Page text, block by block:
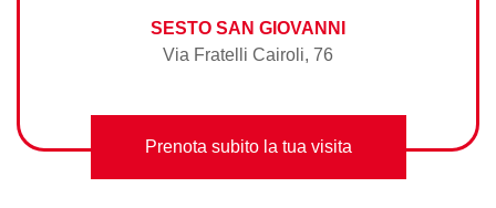
SESTO SAN GIOVANNI
Via Fratelli Cairoli, 76
Prenota subito la tua visita